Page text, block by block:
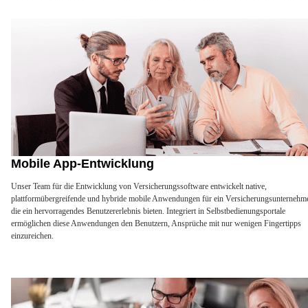
Mobile App-Entwicklung
Unser Team für die Entwicklung von Versicherungssoftware entwickelt native,
plattformübergreifende und hybride mobile Anwendungen für ein
die ein hervorragendes Benutzererlebnis bieten. Integriert in Selbstbedienungsportale
ermöglichen diese Anwendungen den Benutzern, Ansprüche mit nur wenigen Fingertipps
einzureichen.